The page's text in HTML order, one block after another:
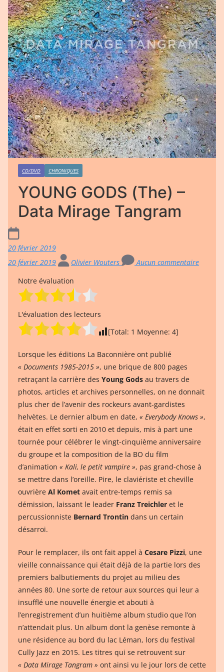
CD/DVD CHRONIQUES
YOUNG GODS (The) –
Data Mirage Tangram
20 février 2019
20 février 2019
Olivier Wouters
Aucun commentaire
Notre évaluation
L'évaluation des lecteurs
[Total: 1 Moyenne: 4]
Lorsque les éditions La Baconnière ont publié
« Documents 1985-2015 », une brique de 800 pages
retraçant la carrière des Young Gods au travers de
photos, articles et archives personnelles, on ne donnait
plus cher de l’avenir des rockeurs avant-gardistes
helvètes. Le dernier album en date, « Everybody Knows »,
était en effet sorti en 2010 et depuis, mis à part une
tournée pour célébrer le vingt-cinquième anniversaire
du groupe et la composition de la BO du film
d’animation « Kali, le petit vampire », pas grand-chose à
se mettre dans l’oreille. Pire, le claviériste et cheville
ouvrière Al Komet avait entre-temps remis sa
démission, laissant le leader Franz Treichler et le
percussionniste Bernard Trontin dans un certain
désarroi.
Pour le remplacer, ils ont fait appel à Cesare Pizzi, une
vieille connaissance qui était déjà de la partie lors des
premiers balbutiements du projet au milieu des
années 80. Une sorte de retour aux sources qui leur a
insufflé une nouvelle énergie et abouti à
l’enregistrement d’un huitième album studio que l’on
n’attendait plus. Un album dont la genèse remonte à
une résidence au bord du lac Léman, lors du festival
Cully Jazz en 2015. Les titres qui se retrouvent sur
« Data Mirage Tangram » ont ainsi vu le jour lors de cette